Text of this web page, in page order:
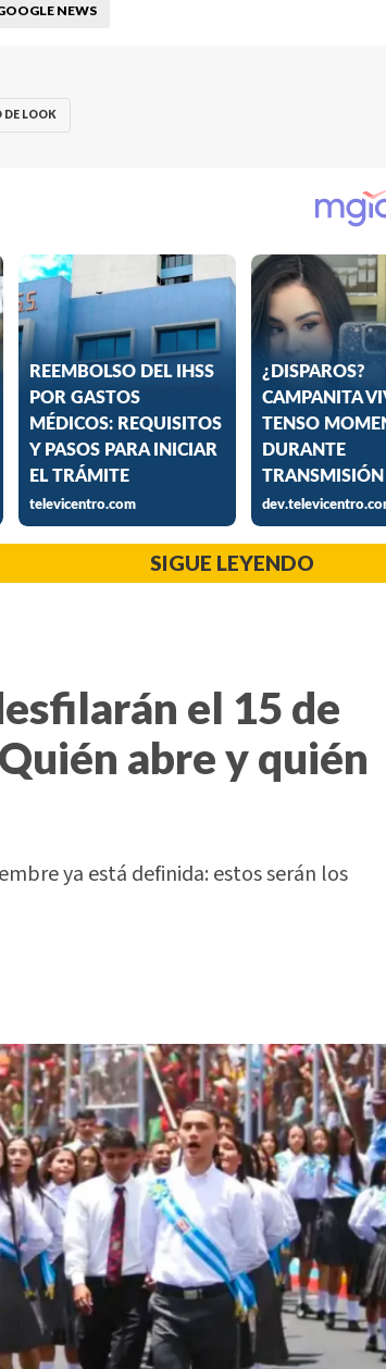
NEWS
DE LOOK
SIGUE LEYENDO
el 15 de
abre y quién
ya está definida: estos serán los